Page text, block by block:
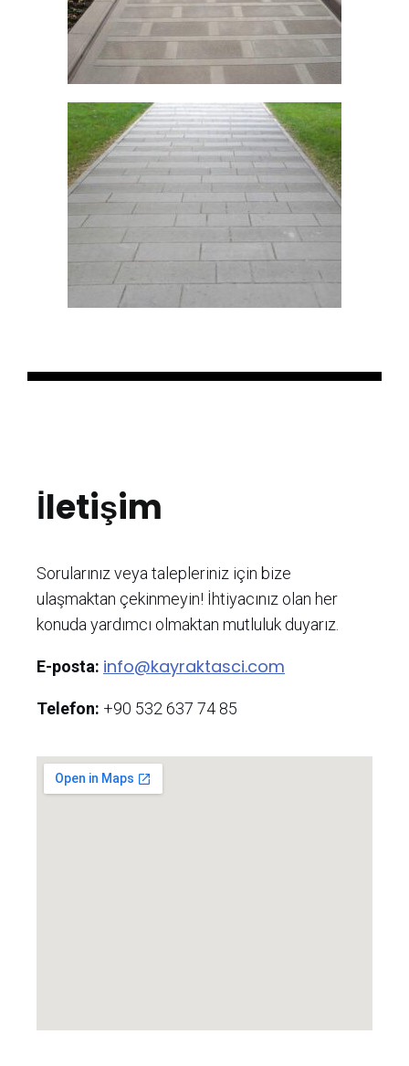
İletişim
Sorularınız veya talepleriniz için bize
ulaşmaktan çekinmeyin! İhtiyacınız olan her
konuda yardımcı olmaktan mutluluk duyarız.
E-posta: info@kayraktasci.com
Telefon: +90 532 637 74 85